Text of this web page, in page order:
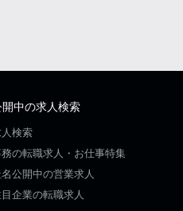
開中の求人検索
検索
の転職求人・お仕事特集
公開中の営業求人
企業の転職求人